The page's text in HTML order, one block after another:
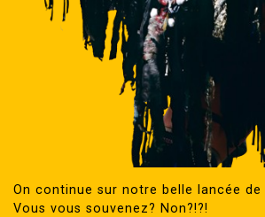
On continue sur notre belle lancée
Vous vous souvenez? Non?!?!